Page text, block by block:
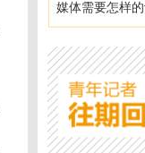
媒体需要怎样的